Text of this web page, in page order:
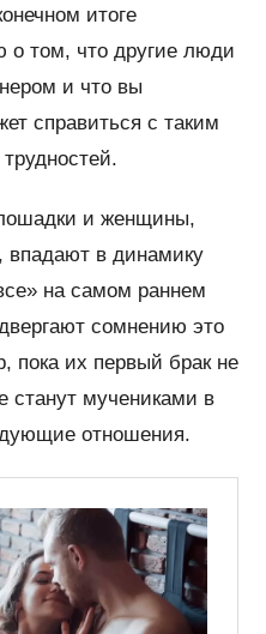
итоге
о том, что другие люди
и что вы
справиться с таким
и женщины,
впадают в динамику
на самом раннем
сомнению это
пока их первый брак не
станут мучениками в
отношения.